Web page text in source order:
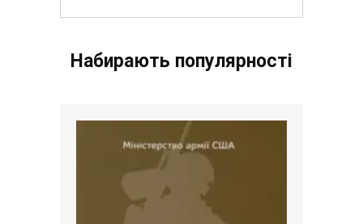
Набирають популярності